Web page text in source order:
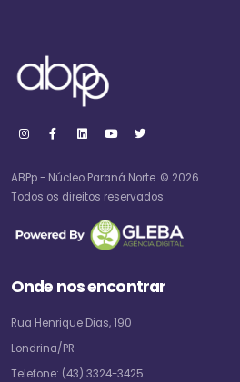
ABPp - Núcleo Paraná Norte. © 2026.
Todos os direitos reservados.
Onde nos encontrar
Rua Henrique Dias, 190
Londrina/PR
Telefone: (43) 3324-3425